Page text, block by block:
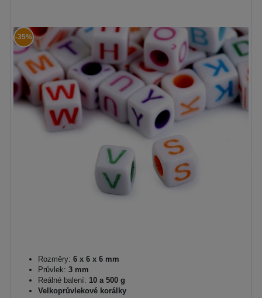
-35%
Rozměry: 6 x 6 x 6 mm
Průvlek: 3 mm
Reálné balení: 10 a 500 g
Velkoprůvlekové korálky